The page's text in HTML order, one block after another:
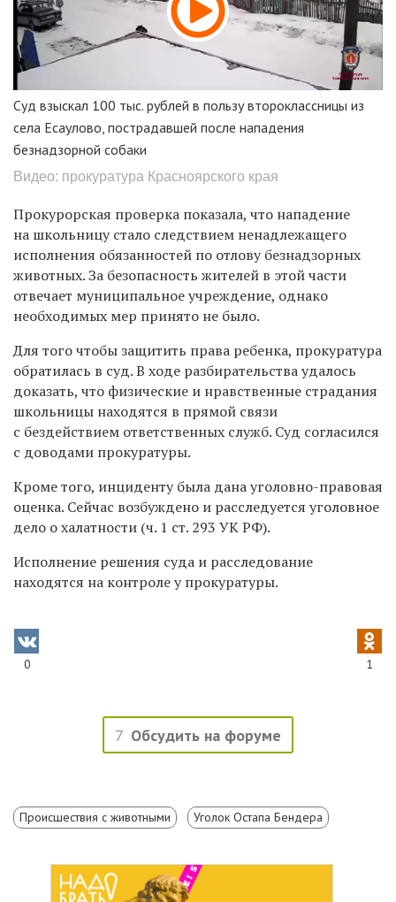
Суд взыскал 100 тыс. рублей в пользу второклассницы из
села Есаулово, пострадавшей после нападения
безнадзорной собаки
Видео: прокуратура Красноярского края
Прокурорская проверка показала, что нападение
на школьницу стало следствием ненадлежащего
исполнения обязанностей по отлову безнадзорных
животных. За безопасность жителей в этой части
отвечает муниципальное учреждение, однако
необходимых мер принято не было.
Для того чтобы защитить права ребенка, прокуратура
обратилась в суд. В ходе разбирательства удалось
доказать, что физические и нравственные страдания
школьницы находятся в прямой связи
с бездействием ответственных служб. Суд согласился
с доводами прокуратуры.
Кроме того, инциденту была дана уголовно-правовая
оценка. Сейчас возбуждено и расследуется уголовное
дело о халатности (ч. 1 ст. 293 УК РФ).
Исполнение решения суда и расследование
находятся на контроле у прокуратуры.
0 1
7 Обсудить на форуме
Происшествия с животными Уголок Остапа Бендера